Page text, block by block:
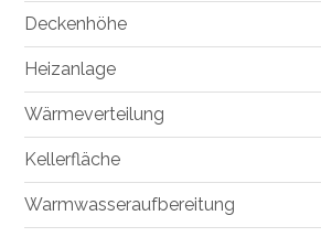
Deckenhöhe
Heizanlage
Wärmeverteilung
Kellerfläche
Warmwasseraufbereitung